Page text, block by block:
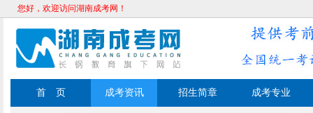
您好，欢迎访问湖南成考网！
首 页 成考资讯 招生简章 成考专业